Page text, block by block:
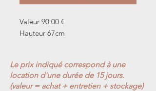
Valeur 90.00 €
Hauteur 67cm
Le prix indiqué correspond à une
location d'une durée de 15 jours.
(valeur = achat + entretien + stockage)